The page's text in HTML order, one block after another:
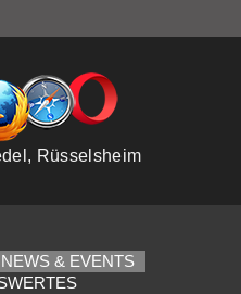
Rüsselsheim
NEWS & EVENTS